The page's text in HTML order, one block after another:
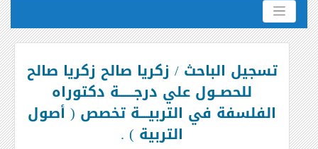
تسجيل الباحث / زكريا صالح زكريا صالح
للحصــول علي درجـــــــة دكتوراه
الفلسفة في التربيــــة تخصص ( أصول
التربية ) .